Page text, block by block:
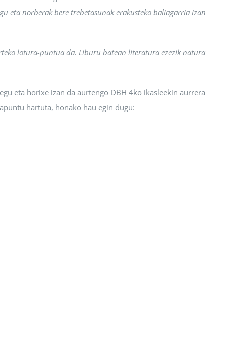
eta norberak bere trebetasunak erakusteko baliagarria izan
lotura-puntua da. Liburu batean literatura ezezik natura
eta horixe izan da aurtengo DBH 4ko ikasleekin aurrera
hartuta, honako hau egin dugu: